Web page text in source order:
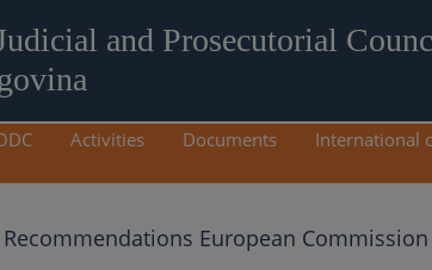
and Prosecutorial
Activities Documents International
Recommendations European Commission